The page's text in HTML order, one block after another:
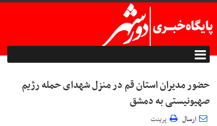
حضور مدیران استان قم در منزل شهدای حمله رژیم
صهیونیستی به دمشق
ارسال پرینت